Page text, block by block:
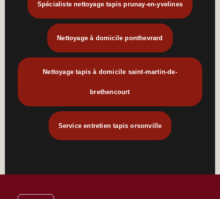
Spécialiste nettoyage tapis prunay-en-yvelines
Nettoyage à domicile ponthevrard
Nettoyage tapis à domicile saint-martin-de-
brethencourt
Service entretien tapis orsonville